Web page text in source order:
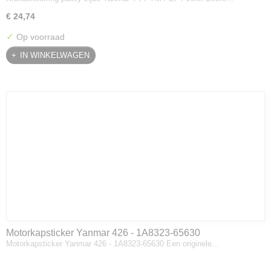
€ 24,74
✓ Op voorraad
IN WINKELWAGEN
Motorkapsticker Yanmar 426 - 1A8323-65630
Motorkapsticker Yanmar 426 - 1A8323-65630 Een originele…